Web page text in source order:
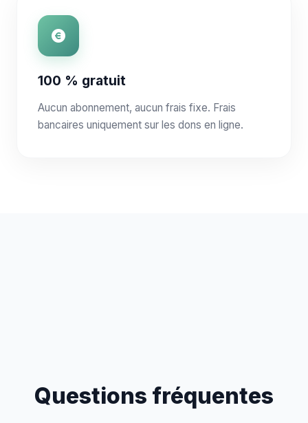
100 % gratuit
Aucun abonnement, aucun frais fixe. Frais
bancaires uniquement sur les dons en ligne.
Questions fréquentes